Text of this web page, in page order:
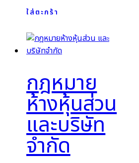
ใส่ตะกร้า
กฎหมาย
ห้างหุ้นส่วน
และบริษัท
จำกัด